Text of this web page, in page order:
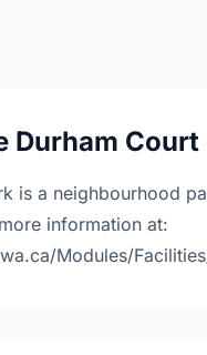
Durham Court
is a neighbourhood
information at:
Modules/